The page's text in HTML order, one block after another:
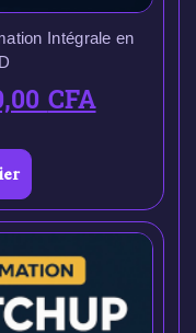
Intégrale en
CFA